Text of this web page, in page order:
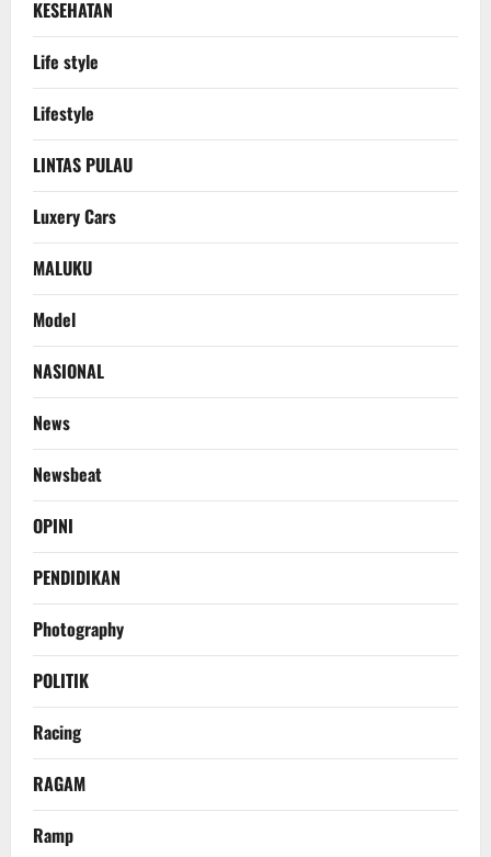
KESEHATAN
Life style
Lifestyle
LINTAS PULAU
Luxery Cars
MALUKU
Model
NASIONAL
News
Newsbeat
OPINI
PENDIDIKAN
Photography
POLITIK
Racing
RAGAM
Ramp